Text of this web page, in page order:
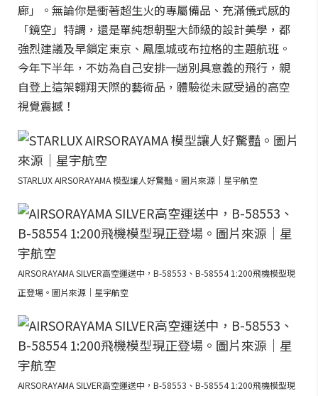
廊」。無論你是衝著超生火的專屬備品、充滿儀式感的
「鏡空」特調，還是單純想朝聖大師級的設計美學，都
強烈建議及早鎖定東京、鳳凰城或布拉格的主題航班。
今年下半年，不妨為自己安排一趟別具意義的飛行，親
自登上這架翱翔天際的藝術品，體驗從未感受過的高空
視覺震撼！
STARLUX AIRSORAYAMA 模型讓人好驚豔。圖片來源｜星宇航空
AIRSORAYAMA SILVER高空運送中，B-58553、B-58554 1:200飛機模型現
正登場。圖片來源｜星宇航空
AIRSORAYAMA SILVER高空運送中，B-58553、B-58554 1:200飛機模型現